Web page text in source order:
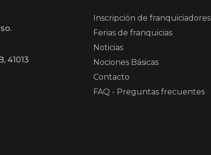
41013
Inscripción de franquiciadores
Ferias de franquicias
Noticias
Nociones Básicas
Contacto
FAQ - Preguntas frecuentes